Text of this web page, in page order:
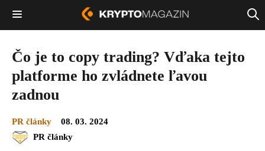
Čo je to copy trading? Vďaka tejto
platforme ho zvládnete ľavou
zadnou
PR články
08. 03. 2024
PR články